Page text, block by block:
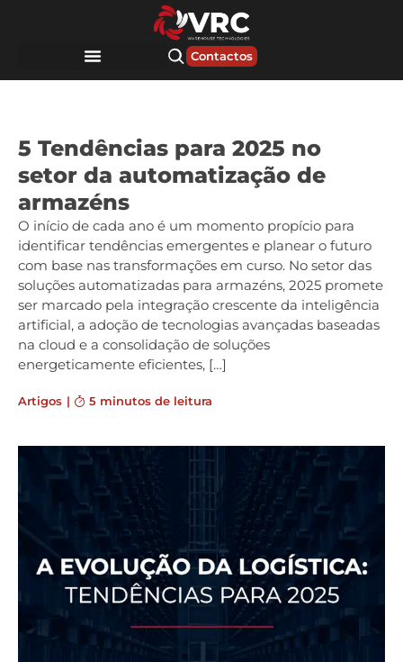
Contactos
5 Tendências para 2025 no
setor da automatização de
armazéns
O início de cada ano é um momento propício para
identificar tendências emergentes e planear o futuro
com base nas transformações em curso. No setor das
soluções automatizadas para armazéns, 2025 promete
ser marcado pela integração crescente da inteligência
artificial, a adoção de tecnologias avançadas baseadas
na cloud e a consolidação de soluções
energeticamente eficientes, […]
Artigos | 5 minutos de leitura